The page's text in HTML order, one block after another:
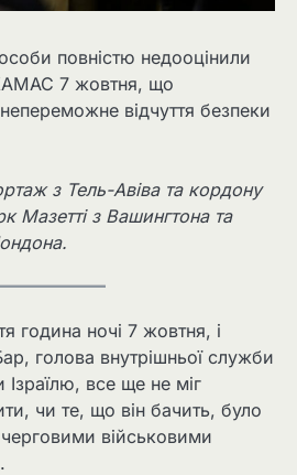
особи повністю недооцінили
7 жовтня, що
відчуття безпеки
з Тель-Авіва та кордону
Мазетті з Вашингтона та
година ночі 7 жовтня, і
голова внутрішньої служби
Ізраїлю, все ще не міг
чи те, що він бачить, було
військовими